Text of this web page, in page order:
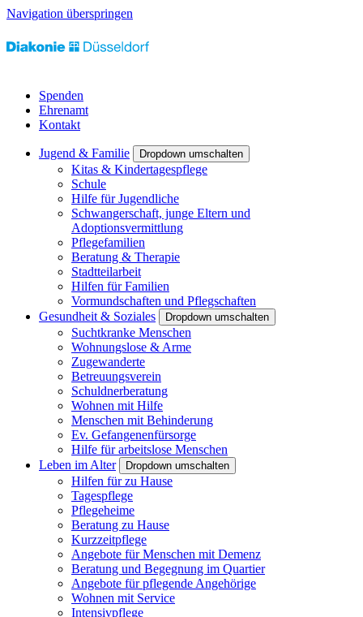
Navigation überspringen
Spenden
Ehrenamt
Kontakt
Jugend & Familie Dropdown umschalten
Kitas & Kindertagespflege
Schule
Hilfe für Jugendliche
Schwangerschaft, junge Eltern und
Adoptionsvermittlung
Pflegefamilien
Beratung & Therapie
Stadtteilarbeit
Hilfen für Familien
Vormundschaften und Pflegschaften
Gesundheit & Soziales
Dropdown umschalten
Suchtkranke Menschen
Wohnungslose & Arme
Zugewanderte
Betreuungsverein
Schuldnerberatung
Wohnen mit Hilfe
Menschen mit Behinderung
Ev. Gefangenenfürsorge
Hilfe für arbeitslose Menschen
Leben im Alter
Dropdown umschalten
Hilfen für zu Hause
Tagespflege
Pflegeheime
Beratung zu Hause
Kurzzeitpflege
Angebote für Menschen mit Demenz
Beratung und Begegnung im Quartier
Angebote für pflegende Angehörige
Wohnen mit Service
Intensivpflege